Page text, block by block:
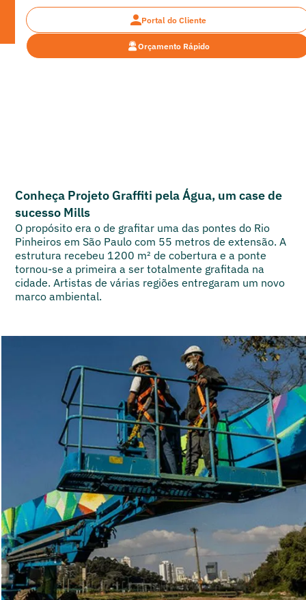
Orçamento Rápido
Portal do Cliente
Conheça Projeto Graffiti pela Água, um case de
sucesso Mills
O propósito era o de grafitar uma das pontes do Rio
Pinheiros em São Paulo com 55 metros de extensão. A
estrutura recebeu 1200 m² de cobertura e a ponte
tornou-se a primeira a ser totalmente grafitada na
cidade. Artistas de várias regiões entregaram um novo
marco ambiental.